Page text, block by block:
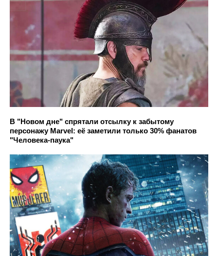
В "Новом дне" спрятали отсылку к забытому
персонажу Marvel: её заметили только 30% фанатов
"Человека-паука"